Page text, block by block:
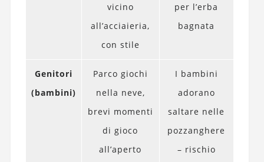
vicino
all’acciaieria,
con stile
per l’erba
bagnata
Genitori
(bambini)
Parco giochi
nella neve,
brevi momenti
di gioco
all’aperto
I bambini
adorano
saltare nelle
pozzanghere
– rischio